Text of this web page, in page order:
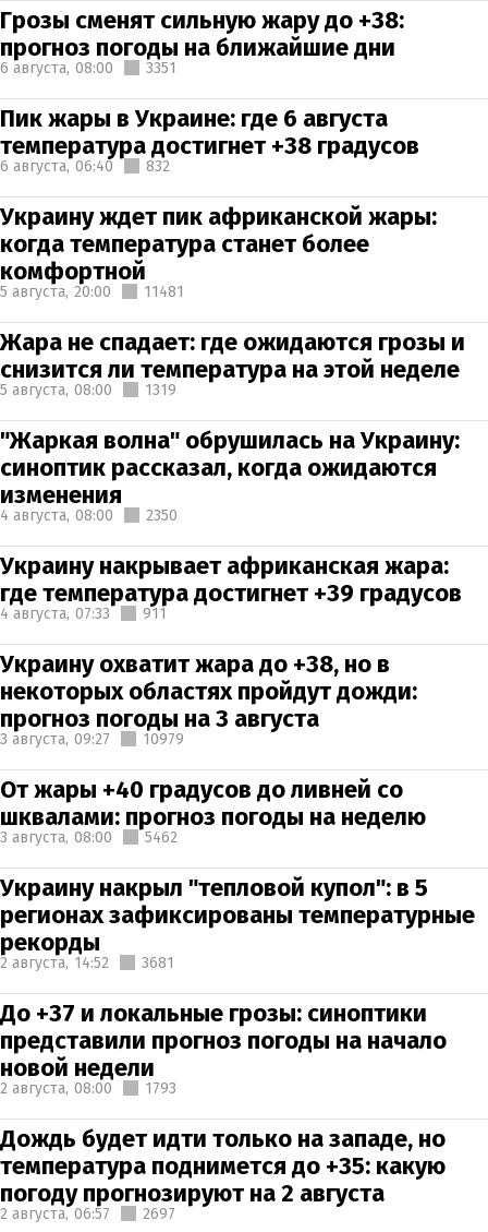
Грозы сменят сильную жару до +38:
прогноз погоды на ближайшие дни
6 августа, 08:00 3351
Пик жары в Украине: где 6 августа
температура достигнет +38 градусов
6 августа, 06:40 832
Украину ждет пик африканской жары:
когда температура станет более
комфортной
5 августа, 20:00 11481
Жара не спадает: где ожидаются грозы и
снизится ли температура на этой неделе
5 августа, 08:00 1319
"Жаркая волна" обрушилась на Украину:
синоптик рассказал, когда ожидаются
изменения
4 августа, 08:00 2350
Украину накрывает африканская жара:
где температура достигнет +39 градусов
4 августа, 07:33 911
Украину охватит жара до +38, но в
некоторых областях пройдут дожди:
прогноз погоды на 3 августа
3 августа, 09:27 10979
От жары +40 градусов до ливней со
шквалами: прогноз погоды на неделю
3 августа, 08:00 5462
Украину накрыл "тепловой купол": в 5
регионах зафиксированы температурные
рекорды
2 августа, 14:52 3681
До +37 и локальные грозы: синоптики
представили прогноз погоды на начало
новой недели
2 августа, 08:00 1793
Дождь будет идти только на западе, но
температура поднимется до +35: какую
погоду прогнозируют на 2 августа
2 августа, 06:57 2697